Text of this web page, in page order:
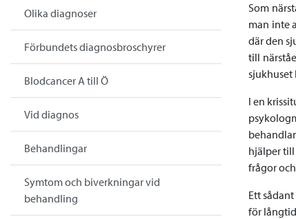
Olika diagnoser
Förbundets diagnosbroschyrer
Blodcancer A till Ö
Vid diagnos
Behandlingar
Symtom och biverkningar vid
behandling
Som
man inte
där den
till
sjukhuset
I en
hjälper till
frågor
Ett
för